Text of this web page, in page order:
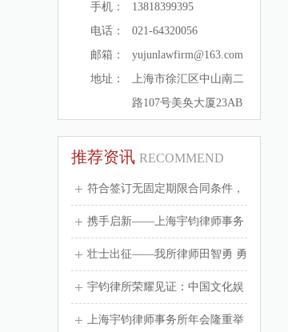
手机：
13818399395
电话：
021-64320056
邮箱：
yujunlawfirm@163.com
地址：
上海市徐汇区中山南二
路107号美奂大厦23AB
推荐资讯 RECOMMEND
符合签订无固定期限合同条件，
单位不签，劳动者可获得双倍赔
偿吗？
携手启新——上海宇钧律师事务
所乔迁新址！
壮士出征——我所律师田智勇 勇
毅援疆
宇钧律所荣耀见证：中国文化娱
乐行业协会十周年大会盛况空前
上海宇钧律师事务所年会隆重举